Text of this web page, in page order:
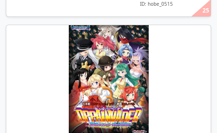
25
ID: hobe_0515